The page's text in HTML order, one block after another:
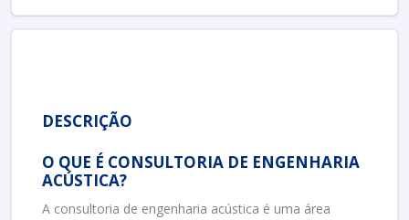
DESCRIÇÃO
O QUE É CONSULTORIA DE ENGENHARIA
ACÚSTICA?
A consultoria de engenharia acústica é uma área